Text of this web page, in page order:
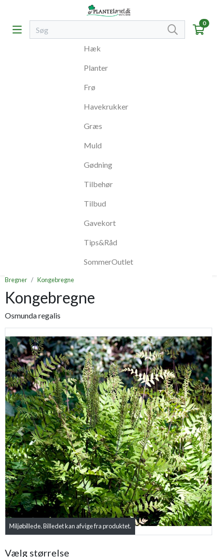
0
Hæk
Planter
Frø
Havekrukker
Græs
Muld
Gødning
Tilbehør
Tilbud
Gavekort
Tips&Råd
SommerOutlet
Bregner Kongebregne
Kongebregne
Osmunda regalis
Miljøbillede. Billedet kan afvige fra produktet.
Previous Next
Vælg størrelse